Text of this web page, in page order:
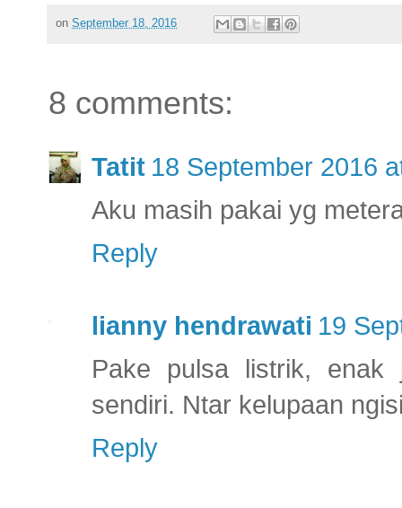
on September 18, 2016
8 comments:
Tatit 18 September 2016
Aku masih pakai yg
Reply
lianny hendrawati 19
Pake pulsa listrik, enak
sendiri. Ntar kelupaan
Reply